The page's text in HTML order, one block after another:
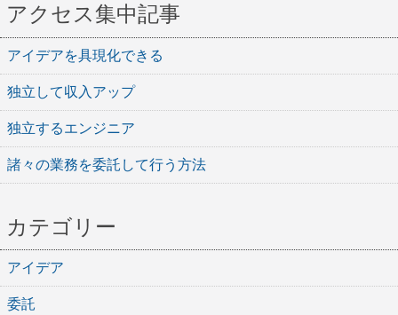
アクセス集中記事
アイデアを具現化できる
独立して収入アップ
独立するエンジニア
諸々の業務を委託して行う方法
カテゴリー
アイデア
委託